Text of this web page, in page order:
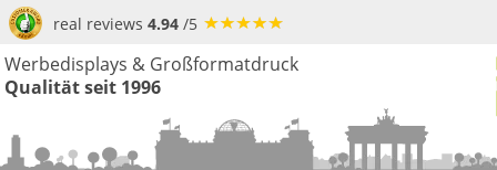
real reviews 4.94 /5
Werbedisplays & Großformatdruck
Qualität seit 1996